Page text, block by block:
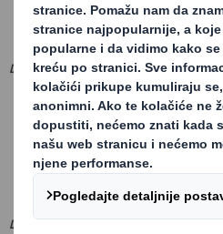
Croatia
DIVIZIJA PROIZVODA OD PAPIRA:
DS SMITH BELIŠĆE CROATIA d.o.o.
Vijenac S.H. Gutmanna 30
31551 Belisce
Croatia
DIVIZIJA USLUGA RECIKLIRANJA: